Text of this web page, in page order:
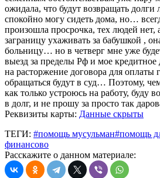
ожидала, что будут возвращать
спокойно могу сидеть дома, но…
произошла просрочка, тех людей нет,
заграницу ухаживать за бабушкой ,
больницу… но в четверг мне уже
выезд за пределы Рф и мое кредитное
на расторжение договора для
обращаться будут в суд… Поэтому,
как только устроюсь на работу, буду
в долг, и не прошу за просто так
Реквизиты карты: Данные скрыты
ТЕГИ: #помощь мусульман#помощь
финансово
Расскажите о данном материале: